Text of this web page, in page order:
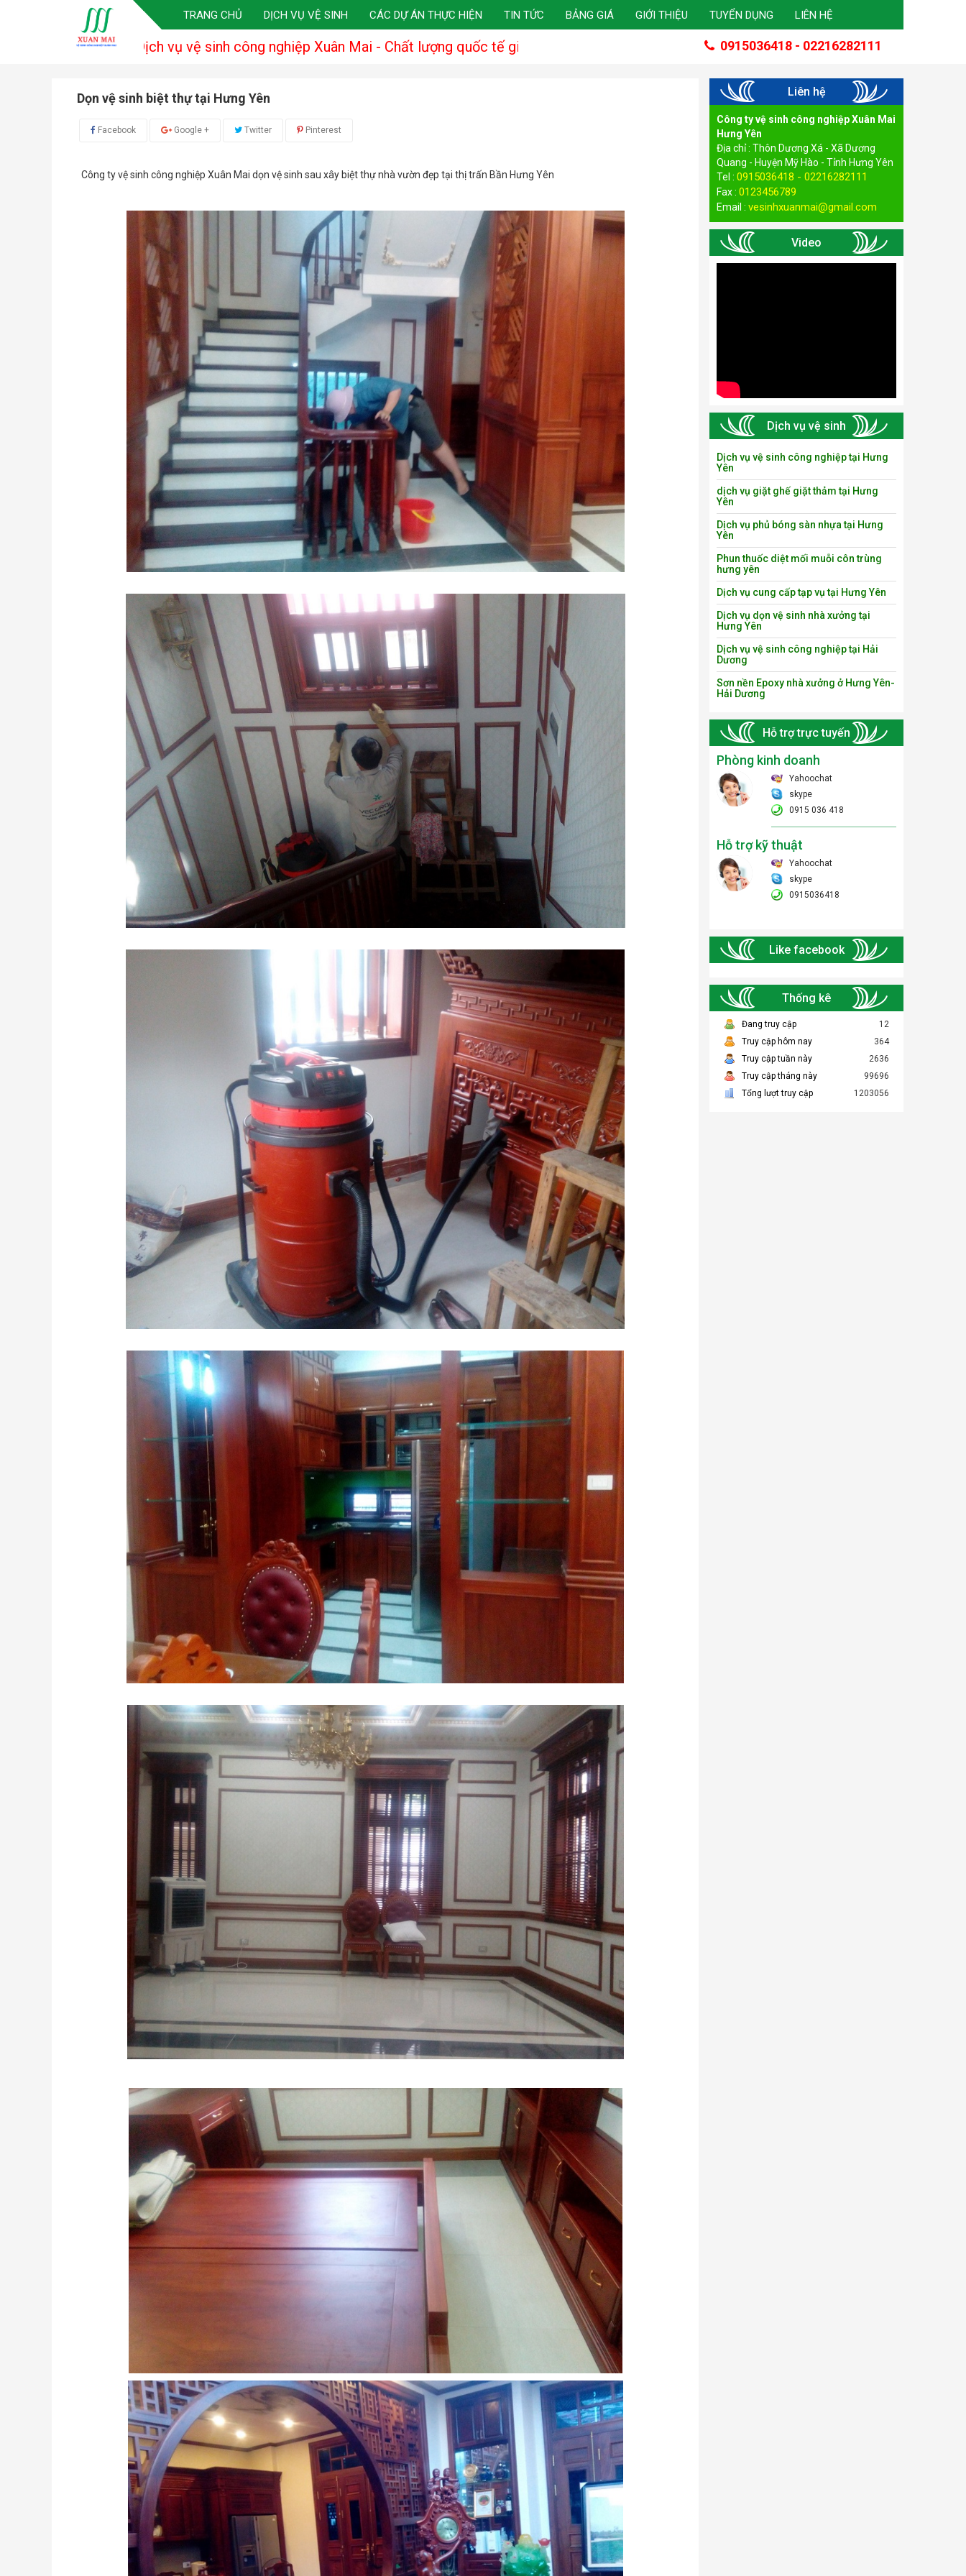
TRANG CHỦ DỊCH VỤ VỆ SINH CÁC DỰ ÁN THỰC HIỆN TIN TỨC BẢNG GIÁ GIỚI THIỆU TUYỂN DỤNG LIÊN HỆ
Dịch vụ vệ sinh công nghiệp Xuân Mai - Chất lượng quốc tế giá thành nội địa 0915036418 - 02216282111
Dọn vệ sinh biệt thự tại Hưng Yên
Facebook Google + Twitter Pinterest
Công ty vệ sinh công nghiệp Xuân Mai dọn vệ sinh sau xây biệt thự nhà vườn đẹp tại thị trấn Bần Hưng Yên
Liên hệ
Công ty vệ sinh công nghiệp Xuân Mai
Hưng Yên
Địa chỉ : Thôn Dương Xá - Xã Dương
Quang - Huyện Mỹ Hào - Tỉnh Hưng Yên
Tel : 0915036418 - 02216282111
Fax : 0123456789
Email : vesinhxuanmai@gmail.com
Video
Dịch vụ vệ sinh
Dịch vụ vệ sinh công nghiệp tại Hưng
Yên
dịch vụ giặt ghế giặt thảm tại Hưng
Yên
Dịch vụ phủ bóng sàn nhựa tại Hưng
Yên
Phun thuốc diệt mối muỗi côn trùng
hưng yên
Dịch vụ cung cấp tạp vụ tại Hưng Yên
Dịch vụ dọn vệ sinh nhà xưởng tại
Hưng Yên
Dịch vụ vệ sinh công nghiệp tại Hải
Dương
Sơn nền Epoxy nhà xưởng ở Hưng Yên-
Hải Dương
Hỗ trợ trực tuyến
Phòng kinh doanh
Yahoochat
skype
0915 036 418
Hỗ trợ kỹ thuật
Yahoochat
skype
0915036418
Like facebook
Thống kê
Đang truy cập
12
Truy cập hôm nay
364
Truy cập tuần này
2636
Truy cập tháng này
99696
Tổng lượt truy cập
1203056